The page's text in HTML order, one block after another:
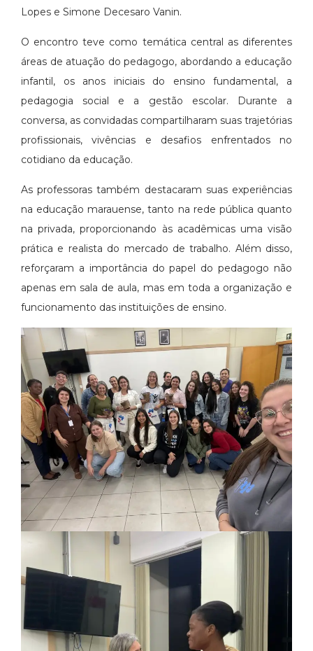
Lopes e Simone Decesaro Vanin.
O encontro teve como temática central as diferentes
áreas de atuação do pedagogo, abordando a educação
infantil, os anos iniciais do ensino fundamental, a
pedagogia social e a gestão escolar. Durante a
conversa, as convidadas compartilharam suas trajetórias
profissionais, vivências e desafios enfrentados no
cotidiano da educação.
As professoras também destacaram suas experiências
na educação marauense, tanto na rede pública quanto
na privada, proporcionando às acadêmicas uma visão
prática e realista do mercado de trabalho. Além disso,
reforçaram a importância do papel do pedagogo não
apenas em sala de aula, mas em toda a organização e
funcionamento das instituições de ensino.